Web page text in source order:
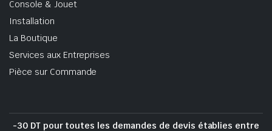
Console & Jouet
Installation
La Boutique
Services aux Entreprises
Pièce sur Commande
-30 DT pour toutes les demandes de devis établies entre